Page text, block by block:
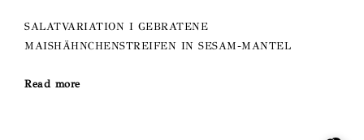
SALATVARIATION I GEBRATENE
MAISHÄHNCHENSTREIFEN IN SESAM-MANTEL
Read more